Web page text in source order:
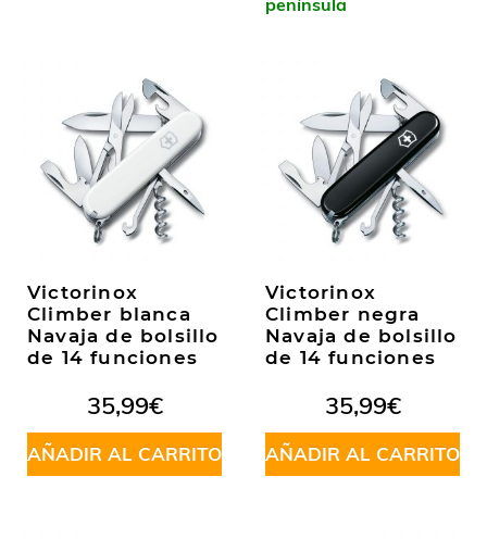
Victorinox
Climber blanca
Navaja de bolsillo
de 14 funciones
35,99€
AÑADIR AL CARRITO
Victorinox
Climber negra
Navaja de bolsillo
de 14 funciones
35,99€
AÑADIR AL CARRITO